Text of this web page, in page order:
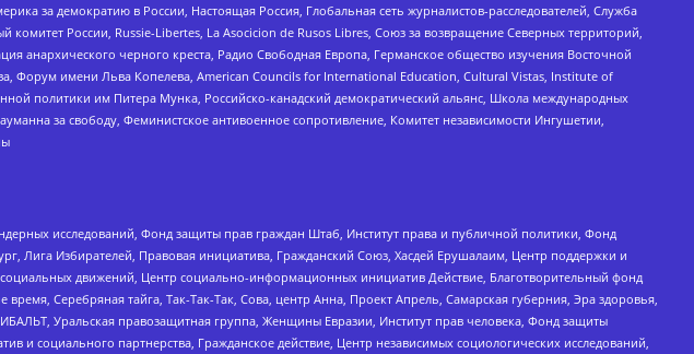
за демократию в России, Настоящая Россия, Глобальная сеть журналистов-расследователей, Служба
России, Russie-Libertes, La Asocicion de Rusos Libres, Союз за возвращение Северных территорий,
анархического черного креста, Радио Свободная Европа, Германское общество изучения Восточной
Форум имени Льва Копелева, American Councils for International Education, Cultural Vistas, Institute of
политики им Питера Мунка, Российско-канадский демократический альянс, Школа международных
за свободу, Феминистское антивоенное сопротивление, Комитет независимости Ингушетии,
исследований, Фонд защиты прав граждан Штаб, Институт права и публичной политики, Фонд
Избирателей, Правовая инициатива, Гражданский Союз, Хасдей Ерушалаим, Центр поддержки и
движений, Центр социально-информационных инициатив Действие, Благотворительный фонд
Серебряная тайга, Так-Так-Так, Сова, центр Анна, Проект Апрель, Самарская губерния, Эра здоровья,
Уральская правозащитная группа, Женщины Евразии, Институт прав человека, Фонд защиты
и социального партнерства, Гражданское действие, Центр независимых социологических исследований,